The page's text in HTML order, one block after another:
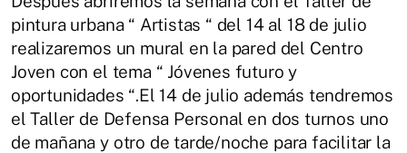
pintura urbana “ Artistas “ del 14 al 18 de julio
realizaremos un mural en la pared del Centro
Joven con el tema “ Jóvenes futuro y
oportunidades “.El 14 de julio además tendremos
el Taller de Defensa Personal en dos turnos uno
de mañana y otro de tarde/noche para facilitar la